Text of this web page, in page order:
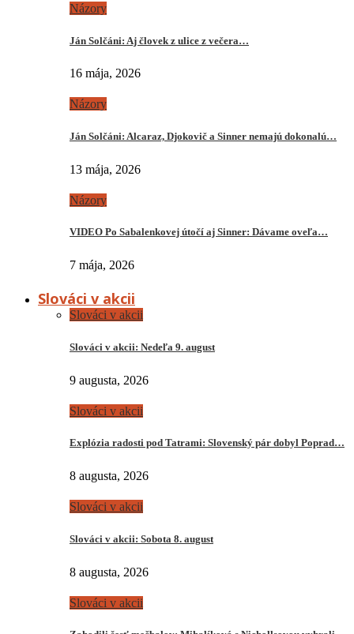
Názory
Ján Solčáni: Aj človek z ulice z večera…
16 mája, 2026
Názory
Ján Solčáni: Alcaraz, Djokovič a Sinner nemajú dokonalú…
13 mája, 2026
Názory
VIDEO Po Sabalenkovej útočí aj Sinner: Dávame oveľa…
7 mája, 2026
Slováci v akcii
Slováci v akcii
Slováci v akcii: Nedeľa 9. august
9 augusta, 2026
Slováci v akcii
Explózia radosti pod Tatrami: Slovenský pár dobyl Poprad…
8 augusta, 2026
Slováci v akcii
Slováci v akcii: Sobota 8. august
8 augusta, 2026
Slováci v akcii